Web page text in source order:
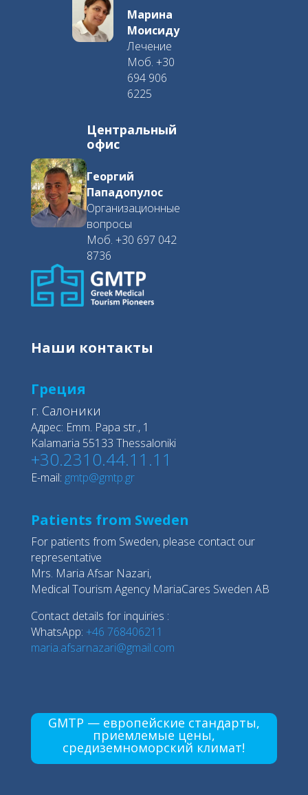
Марина
Моисиду
Лечение
Моб. +30
694 906
6225
Центральный
офис
Георгий
Пападопулос
Организационные
вопросы
Моб. +30 697 042
8736
Наши контакты
Греция
г. Салоники
Адрес: Emm. Papa str., 1
Kalamaria 55133 Thessaloniki
+30.2310.44.11.11
E-mail: gmtp@gmtp.gr
Patients from Sweden
For patients from Sweden, please contact our
representative
Mrs. Maria Afsar Nazari,
Medical Tourism Agency MariaCares Sweden AB
Contact details for inquiries :
WhatsApp: +46 768406211
maria.afsarnazari@gmail.com
GMTP — европейские стандарты,
приемлемые цены,
средиземноморский климат!